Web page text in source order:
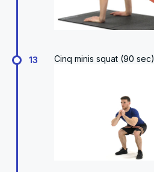
13 Cinq minis squat (90 sec)